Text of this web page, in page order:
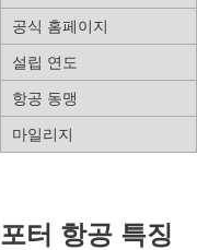
공식 홈페이지
설립 연도
항공 동맹
마일리지
포터 항공 특징